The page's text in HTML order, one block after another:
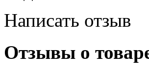
Написать отзыв
Отзывы о